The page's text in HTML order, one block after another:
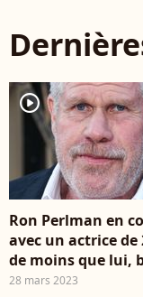
Judith Vittet,
Geneviève
Dominique
Jean-Claude
au 48e Festival
Cannes. Photo :
Angeli-Rindoff
/ Bestimage
player2
Ron Perlman en
avec un actrice de
de moins que lui,
fougueux sur le
28 mars 2023